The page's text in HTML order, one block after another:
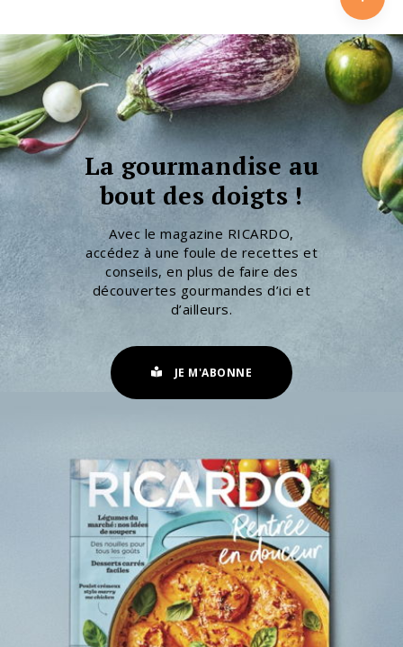
La gourmandise au
bout des doigts !
Avec le magazine RICARDO,
accédez à une foule de recettes et
conseils, en plus de faire des
découvertes gourmandes d’ici et
d’ailleurs.
JE M'ABONNE